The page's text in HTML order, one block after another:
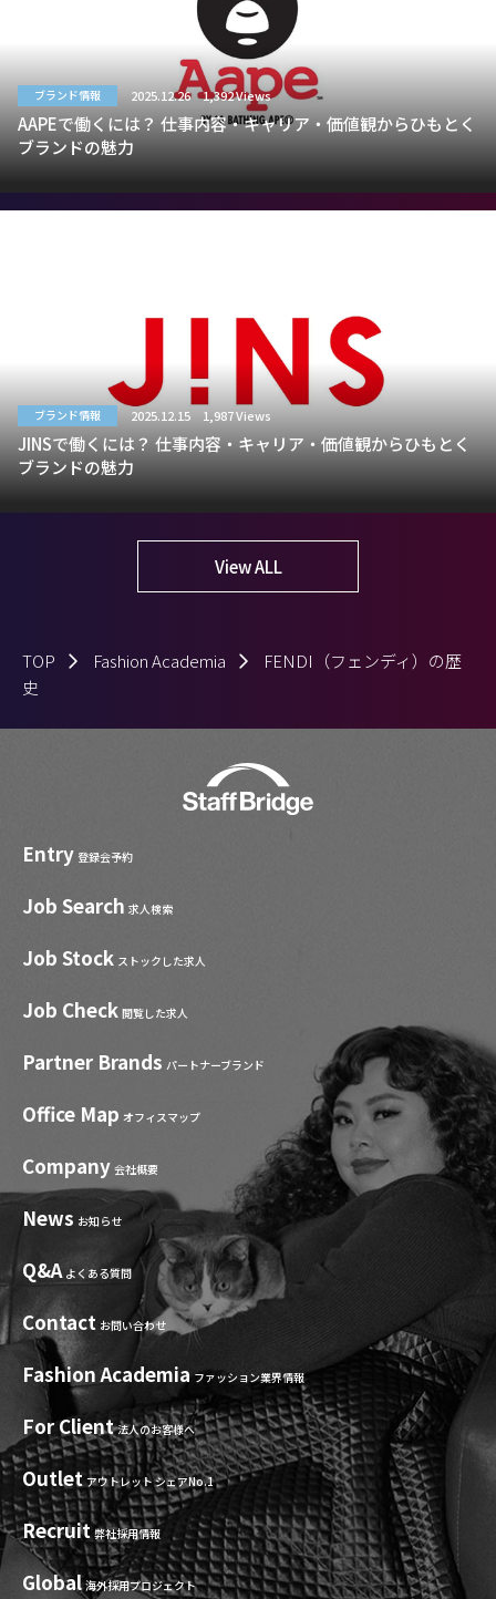
ブランド情報 2025.12.26 1,392 Views
AAPEで働くには？ 仕事内容・キャリア・価値観からひもとく
ブランドの魅力
ブランド情報 2025.12.15 1,987 Views
JINSで働くには？ 仕事内容・キャリア・価値観からひもとく
ブランドの魅力
View ALL
TOP Fashion Academia
FENDI（フェンディ）の歴
史
Entry 登録会予約
Job Search 求人検索
Job Stock ストックした求人
Job Check 閲覧した求人
Partner Brands パートナーブランド
Office Map オフィスマップ
Company 会社概要
News お知らせ
Q&A よくある質問
Contact お問い合わせ
Fashion Academia ファッション業界情報
For Client 法人のお客様へ
Outlet アウトレット シェアNo.1
Recruit 弊社採用情報
Global 海外採用プロジェクト